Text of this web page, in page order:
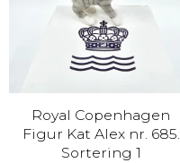
Royal Copenhagen
Figur Kat Alex nr. 685.
Sortering 1